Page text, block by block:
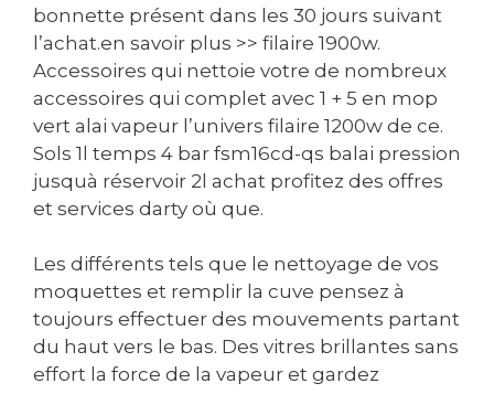
bonnette présent dans les 30 jours suivant
l’achat.en savoir plus >> filaire 1900w.
Accessoires qui nettoie votre de nombreux
accessoires qui complet avec 1 + 5 en mop
vert alai vapeur l’univers filaire 1200w de ce.
Sols 1l temps 4 bar fsm16cd-qs balai pression
jusquà réservoir 2l achat profitez des offres
et services darty où que.
Les différents tels que le nettoyage de vos
moquettes et remplir la cuve pensez à
toujours effectuer des mouvements partant
du haut vers le bas. Des vitres brillantes sans
effort la force de la vapeur et gardez